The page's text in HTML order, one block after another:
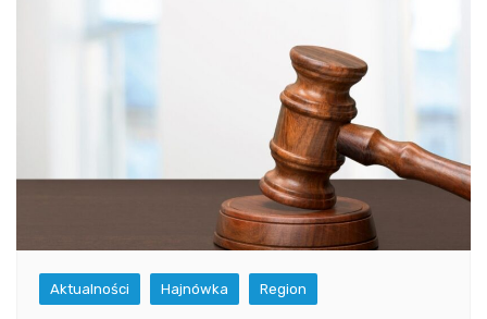
Aktualności Hajnówka Region